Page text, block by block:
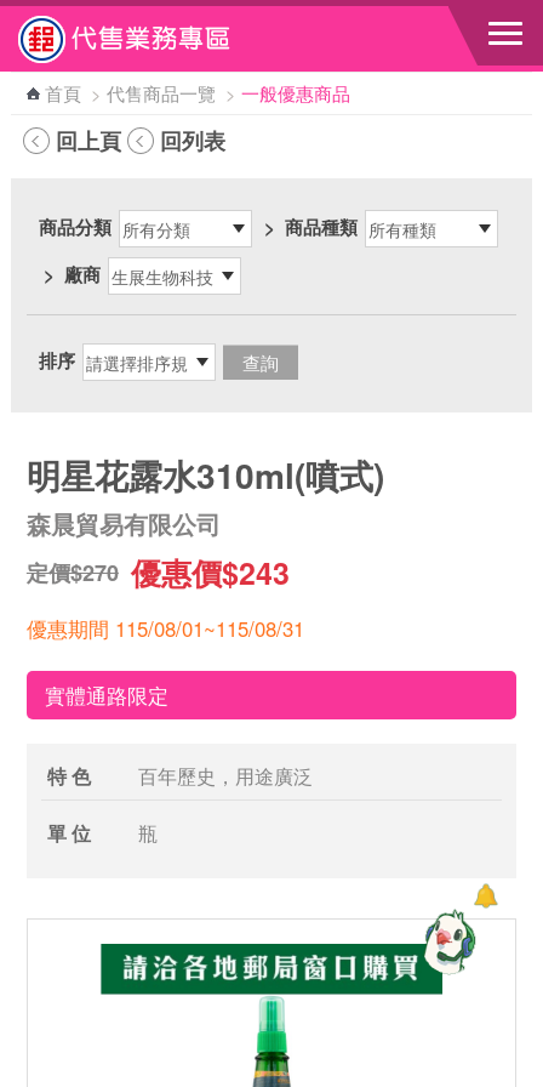
跳到主要內容區塊
首頁 > 代售商品一覽 > 一般優惠商品
回上頁 回列表
商品分類 > 商品種類
> 廠商
排序
明星花露水310ml(噴式)
森晨貿易有限公司
定價$270 優惠價$243
優惠期間 115/08/01~115/08/31
實體通路限定
特 色 百年歷史，用途廣泛
單 位 瓶